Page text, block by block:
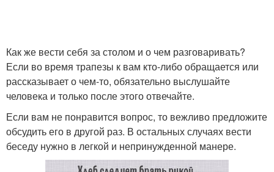
Как же вести себя за столом и о чем разговаривать?
Если во время трапезы к вам кто-либо обращается или
рассказывает о чем-то, обязательно выслушайте
человека и только после этого отвечайте.
Если вам не понравится вопрос, то вежливо предложите
обсудить его в другой раз. В остальных случаях вести
беседу нужно в легкой и непринужденной манере.